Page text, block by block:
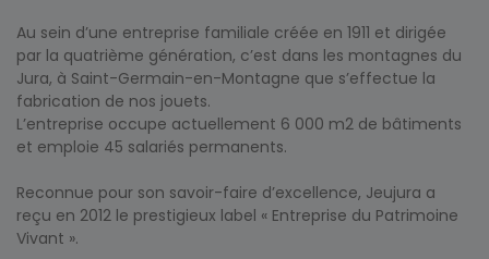
Au sein d’une entreprise familiale créée en 1911 et dirigée
par la quatrième génération, c’est dans les montagnes du
Jura, à Saint-Germain-en-Montagne que s’effectue la
fabrication de nos jouets.
L’entreprise occupe actuellement 6 000 m2 de bâtiments
et emploie 45 salariés permanents.
Reconnue pour son savoir-faire d’excellence, Jeujura a
reçu en 2012 le prestigieux label « Entreprise du Patrimoine
Vivant ».